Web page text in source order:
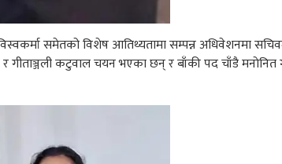
समेतको विशेष आतिथ्यतामा सम्पन्न अधिवेशनमा
गीताञ्जली कटुवाल चयन भएका छन् र बाँकी पद चाँडै मनाेनित